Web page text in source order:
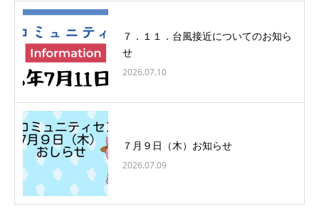
７．１１．台風接近についてのお知ら
せ
2026.07.10
７月９日（木）お知らせ
2026.07.09